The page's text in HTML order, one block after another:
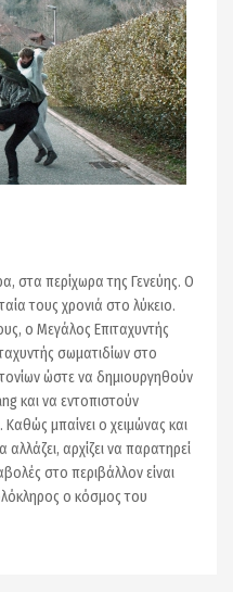
στα περίχωρα της Γενεύης. Ο
τους χρονιά στο λύκειο.
ο Μεγάλος Επιταχυντής
σωματιδίων στο
ώστε να δημιουργηθούν
και να εντοπιστούν
μπαίνει ο χειμώνας και
αρχίζει να παρατηρεί
στο περιβάλλον είναι
ο κόσμος του